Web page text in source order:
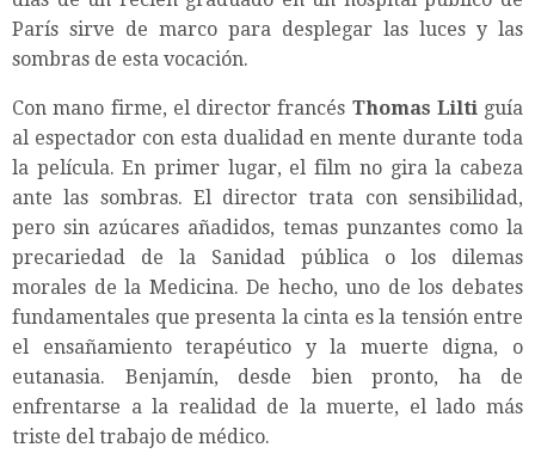
París sirve de marco para desplegar las luces y las
sombras de esta vocación.
Con mano firme, el director francés Thomas Lilti guía
al espectador con esta dualidad en mente durante toda
la película. En primer lugar, el film no gira la cabeza
ante las sombras. El director trata con sensibilidad,
pero sin azúcares añadidos, temas punzantes como la
precariedad de la Sanidad pública o los dilemas
morales de la Medicina. De hecho, uno de los debates
fundamentales que presenta la cinta es la tensión entre
el ensañamiento terapéutico y la muerte digna, o
eutanasia. Benjamín, desde bien pronto, ha de
enfrentarse a la realidad de la muerte, el lado más
triste del trabajo de médico.